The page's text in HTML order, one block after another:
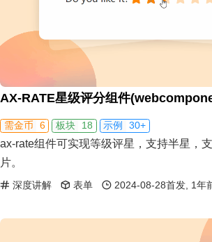
AX-RATE星级评分组件
需金币 6 板块 18 示例 30+
ax-rate组件可实现等级评星，支持半星，
片。
深度讲解 表单 2024-08-28首发, 1年